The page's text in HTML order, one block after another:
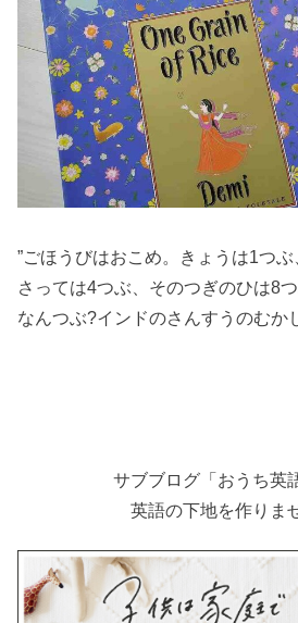
”ごほうびはおこめ。きょうは1つ
さっては4つぶ、そのつぎのひは8
なんつぶ?インドのさんすうのむか
サブブログ「おうち英
英語の下地を作りま